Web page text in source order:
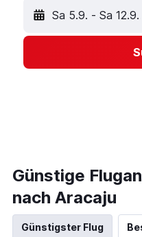
Sa 5.9. - Sa 12.9.
Günstige
nach Aracaju
Günstigster Flug